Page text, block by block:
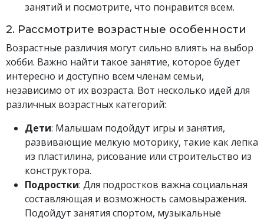
занятий и посмотрите, что понравится всем.
2. Рассмотрите возрастные особенности
Возрастные различия могут сильно влиять на выбор
хобби. Важно найти такое занятие, которое будет
интересно и доступно всем членам семьи,
независимо от их возраста. Вот несколько идей для
различных возрастных категорий:
Дети: Малышам подойдут игры и занятия,
развивающие мелкую моторику, такие как лепка
из пластилина, рисование или строительство из
конструктора.
Подростки: Для подростков важна социальная
составляющая и возможность самовыражения.
Подойдут занятия спортом, музыкальные